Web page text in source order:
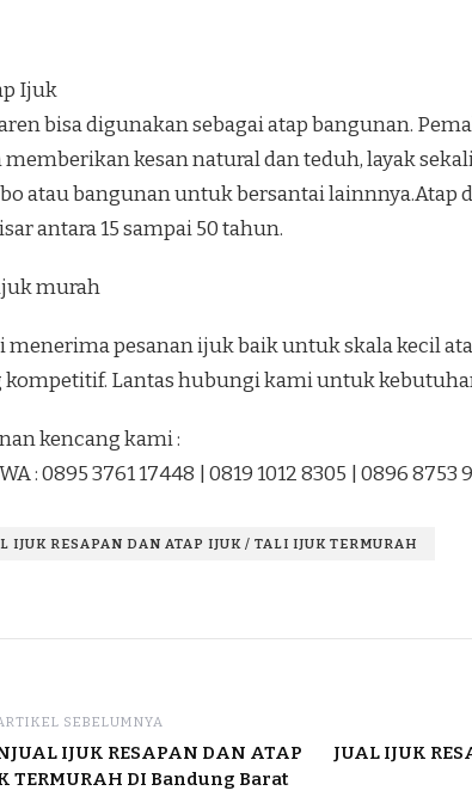
Ijuk
bisa digunakan sebagai atap bangunan.
memberikan kesan natural dan teduh, layak
atau bangunan untuk bersantai lainnnya.Atap
antara 15 sampai 50 tahun.
murah
menerima pesanan ijuk baik untuk skala kecil
kompetitif. Lantas hubungi kami untuk
kencang kami :
: 0895 3761 17448 | 0819 1012 8305 | 0896 8753
IJUK RESAPAN DAN ATAP IJUK / TALI IJUK TERMURAH
SEBELUMNYA
IJUK RESAPAN DAN ATAP
TERMURAH DI Bandung Barat
JUAL IJUK